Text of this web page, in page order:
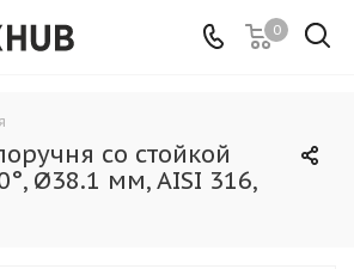
0
со стойкой
Ø38.1 мм, AISI 316,